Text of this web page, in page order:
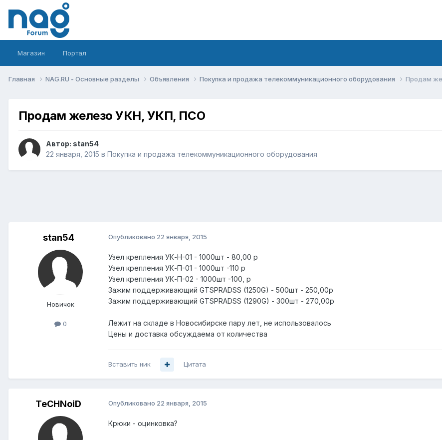
Магазин Портал
Главная NAG.RU - Основные разделы Объявления Покупка и продажа телекоммуникационного оборудования Продам
Продам железо УКН, УКП, ПСО
Автор: stan54
22 января, 2015 в Покупка и продажа телекоммуникационного оборудования
stan54
Новичок
0
Опубликовано 22 января, 2015
Узел крепления УК-Н-01 - 1000шт - 80,00 р
Узел крепления УК-П-01 - 1000шт -110 р
Узел крепления УК-П-02 - 1000шт -100, р
Зажим поддерживающий GTSPRADSS (1250G) - 500шт - 250,00р
Зажим поддерживающий GTSPRADSS (1290G) - 300шт - 270,00р
Лежит на складе в Новосибирске пару лет, не использовалось
Цены и доставка обсуждаема от количества
Вставить ник Цитата
TeCHNoiD Опубликовано 22 января, 2015
Крюки - оцинковка?